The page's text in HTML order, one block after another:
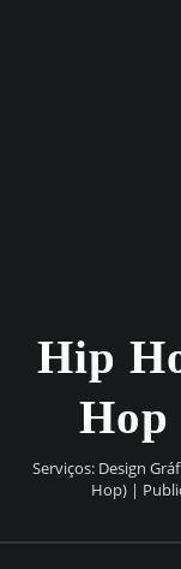
Hip
Hop
Serviços: Design
Hop) |